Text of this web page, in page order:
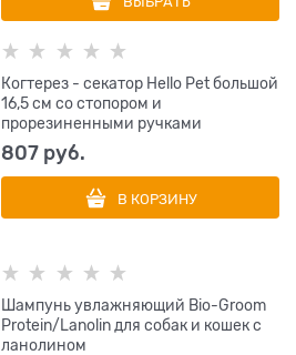
Когтерез - секатор Hello Pet большой
16,5 см со стопором и
прорезиненными ручками
807 руб.
В КОРЗИНУ
Шампунь увлажняющий Bio-Groom
Protein/Lanolin для собак и кошек с
ланолином